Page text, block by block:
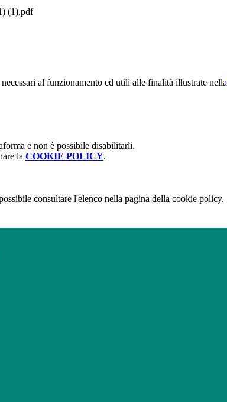
(1).pdf
al funzionamento ed utili alle finalità illustrate nella
e non è possibile disabilitarli.
la COOKIE POLICY.
consultare l'elenco nella pagina della cookie policy.